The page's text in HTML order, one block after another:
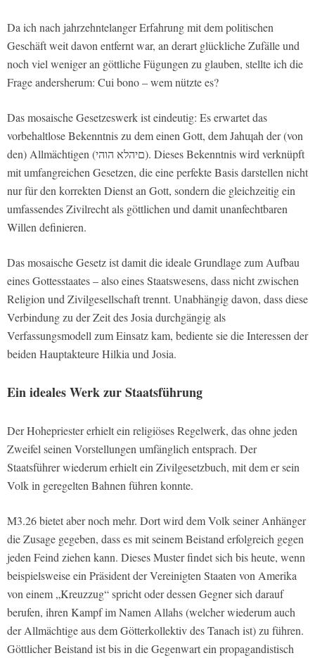
Da ich nach jahrzehntelanger Erfahrung mit dem politischen
Geschäft weit davon entfernt war, an derart glückliche Zufälle und
noch viel weniger an göttliche Fügungen zu glauben, stellte ich die
Frage andersherum: Cui bono – wem nützte es?
Das mosaische Gesetzeswerk ist eindeutig: Es erwartet das
vorbehaltlose Bekenntnis zu dem einen Gott, dem Jahɰah der (von
den) Allmächtigen (םיהלא הוהי). Dieses Bekenntnis wird verknüpft
mit umfangreichen Gesetzen, die eine perfekte Basis darstellen nicht
nur für den korrekten Dienst an Gott, sondern die gleichzeitig ein
umfassendes Zivilrecht als göttlichen und damit unanfechtbaren
Willen definieren.
Das mosaische Gesetz ist damit die ideale Grundlage zum Aufbau
eines Gottesstaates – also eines Staatswesens, dass nicht zwischen
Religion und Zivilgesellschaft trennt. Unabhängig davon, dass diese
Verbindung zu der Zeit des Josia durchgängig als
Verfassungsmodell zum Einsatz kam, bediente sie die Interessen der
beiden Hauptakteure Hilkia und Josia.
Ein ideales Werk zur Staatsführung
Der Hohepriester erhielt ein religiöses Regelwerk, das ohne jeden
Zweifel seinen Vorstellungen umfänglich entsprach. Der
Staatsführer wiederum erhielt ein Zivilgesetzbuch, mit dem er sein
Volk in geregelten Bahnen führen konnte.
M3.26 bietet aber noch mehr. Dort wird dem Volk seiner Anhänger
die Zusage gegeben, dass es mit seinem Beistand erfolgreich gegen
jeden Feind ziehen kann. Dieses Muster findet sich bis heute, wenn
beispielsweise ein Präsident der Vereinigten Staaten von Amerika
von einem „Kreuzzug“ spricht oder dessen Gegner sich darauf
berufen, ihren Kampf im Namen Allahs (welcher wiederum auch
der Allmächtige aus dem Götterkollektiv des Tanach ist) zu führen.
Göttlicher Beistand ist bis in die Gegenwart ein propagandistisch